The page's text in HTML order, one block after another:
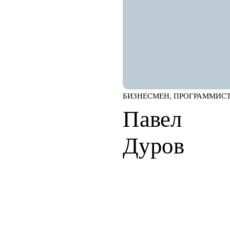
БИЗНЕСМЕН,
Павел
Дуров